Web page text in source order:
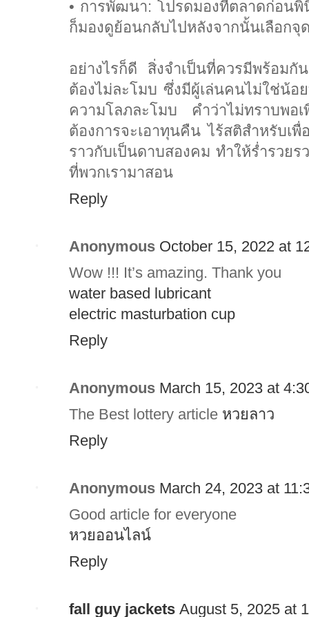
• การพัฒนา: โปรดมองที่ตลาดก่อน
ก็มองดูย้อนกลับไปหลังจากนั้นเลือก
อย่างไรก็ดี สิ่งจำเป็นที่ควรมีพร้อมกั
ต้องไม่ละโมบ ซึ่งมีผู้เล่นคนไม่ใช่น้อ
ความโลภละโมบ คำว่าไม่ทราบพอ
ต้องการจะเอาทุนคืน ไร้สติสำหรับเ
ราวกับเป็นดาบสองคม ทำให้ร่ำรวย
ที่พวกเรามาสอน
Reply
Anonymous October 15, 2022 at
Wow !!! It’s amazing. Thank you
water based lubricant
electric masturbation cup
Reply
Anonymous March 15, 2023 at
The Best lottery article หวยลาว
Reply
Anonymous March 24, 2023 at
Good article for everyone
หวยออนไลน์
Reply
fall guy jackets August 5, 2025 at